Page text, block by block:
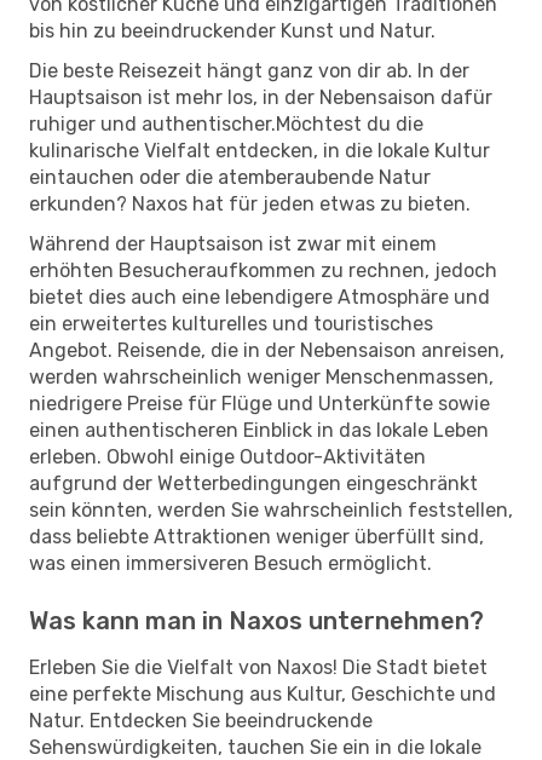
bis hin zu beeindruckender Kunst und Natur.
Die beste Reisezeit hängt ganz von dir ab. In der
Hauptsaison ist mehr los, in der Nebensaison dafür
ruhiger und authentischer.Möchtest du die
kulinarische Vielfalt entdecken, in die lokale Kultur
eintauchen oder die atemberaubende Natur
erkunden? Naxos hat für jeden etwas zu bieten.
Während der Hauptsaison ist zwar mit einem
erhöhten Besucheraufkommen zu rechnen, jedoch
bietet dies auch eine lebendigere Atmosphäre und
ein erweitertes kulturelles und touristisches
Angebot. Reisende, die in der Nebensaison anreisen,
werden wahrscheinlich weniger Menschenmassen,
niedrigere Preise für Flüge und Unterkünfte sowie
einen authentischeren Einblick in das lokale Leben
erleben. Obwohl einige Outdoor-Aktivitäten
aufgrund der Wetterbedingungen eingeschränkt
sein könnten, werden Sie wahrscheinlich feststellen,
dass beliebte Attraktionen weniger überfüllt sind,
was einen immersiveren Besuch ermöglicht.
Was kann man in Naxos unternehmen?
Erleben Sie die Vielfalt von Naxos! Die Stadt bietet
eine perfekte Mischung aus Kultur, Geschichte und
Natur. Entdecken Sie beeindruckende
Sehenswürdigkeiten, tauchen Sie ein in die lokale